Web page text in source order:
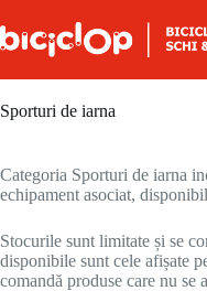
Sporturi de iarna
Categoria Sporturi de iarna
echipament asociat,
Stocurile sunt limitate și se
disponibile sunt cele afișate
comandă produse care nu se